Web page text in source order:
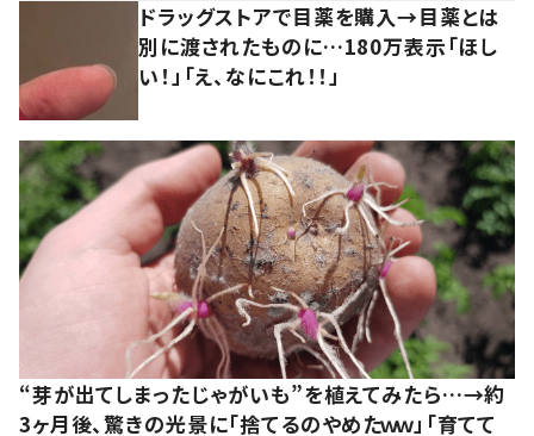
ドラッグストアで目薬を購入→目薬とは
別に渡されたものに…180万表示「ほし
い！」「え、なにこれ！！」
“芽が出てしまったじゃがいも”を植えてみたら…→約
3ヶ月後、驚きの光景に「捨てるのやめたｗｗ」「育てて